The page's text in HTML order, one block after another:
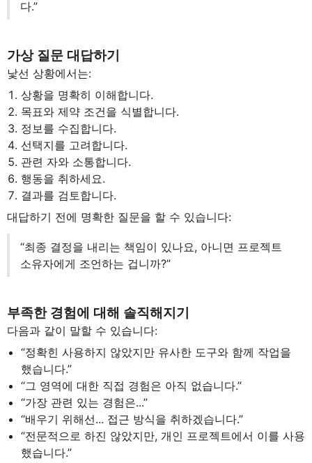
다.”
가상 질문 대답하기
낯선 상황에서는:
상황을 명확히 이해합니다.
목표와 제약 조건을 식별합니다.
정보를 수집합니다.
선택지를 고려합니다.
관련 자와 소통합니다.
행동을 취하세요.
결과를 검토합니다.
대답하기 전에 명확한 질문을 할 수 있습니다:
“최종 결정을 내리는 책임이 있나요, 아니면 프로젝트
소유자에게 조언하는 겁니까?”
부족한 경험에 대해 솔직해지기
다음과 같이 말할 수 있습니다:
“정확힌 사용하지 않았지만 유사한 도구와 함께 작업을
했습니다.”
“그 영역에 대한 직접 경험은 아직 없습니다.”
“가장 관련 있는 경험은...”
“배우기 위해선... 접근 방식을 취하겠습니다.”
“전문적으로 하진 않았지만, 개인 프로젝트에서 이를 사용
했습니다.”